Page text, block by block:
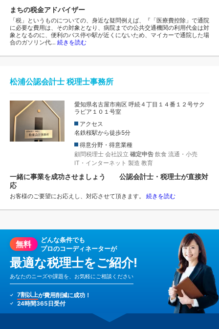
まちの税金アドバイザー
「税」というものについての、身近な疑問例えば、『「医療費控除」で通院
に必要な費用は、その対象となり、病院までの公共交通機関の利用代金は対
象となるのに、便利のバス停や駅が近くにないため、マイカーで通院した場
合のガソリン代… 続きを読む
松浦公認会計士 税理士事務所
愛知県名古屋市南区 呼続４丁目１４番１２号サク
ラピア１０１号室
アクセス
名鉄桜駅から徒歩5分
得意分野・得意業種
顧問税理士 会社設立 確定申告 飲食 流通・小売
IT・インターネット 製造 教育
一緒に事業を成功させましょう 公認会計士・税理士が直接対
応
お客様のご要望にお応えし、対応させて頂きます。 続きを読む
無料
どんな条件でも
プロのコーディネーターが
最適な税理士をご紹介!
あなたのニーズや課題を、お気軽にご相談ください
7割以上が費用削減に成功！
24時間365日受付